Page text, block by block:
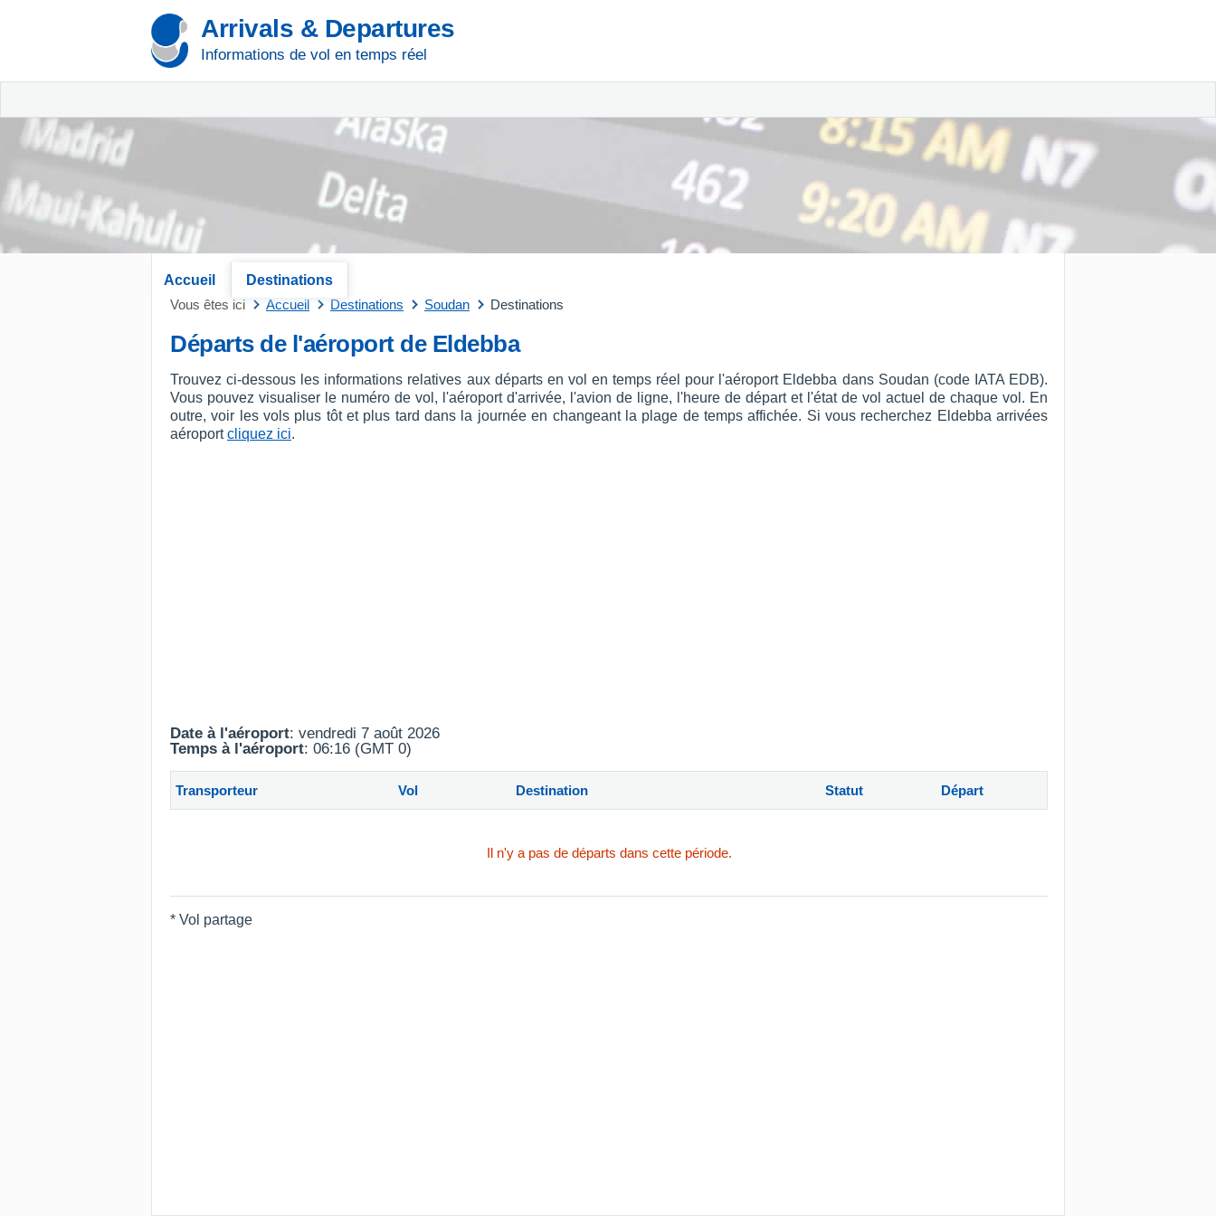
Arrivals & Departures
Informations de vol en temps réel
Accueil
Destinations
Vous êtes ici
Accueil Destinations Soudan Destinations
Départs de l'aéroport de Eldebba
Trouvez ci-dessous les informations relatives aux départs en vol en temps réel pour l'aéroport Eldebba dans Soudan (code IATA EDB).
Vous pouvez visualiser le numéro de vol, l'aéroport d'arrivée, l'avion de ligne, l'heure de départ et l'état de vol actuel de chaque vol. En
outre, voir les vols plus tôt et plus tard dans la journée en changeant la plage de temps affichée. Si vous recherchez Eldebba arrivées
aéroportcliquez ici.
Date à l'aéroport: vendredi 7 août 2026
Temps à l'aéroport: 06:16 (GMT 0)
Transporteur Vol Destination Statut Départ
Il n'y a pas de départs dans cette période.
* Vol partage